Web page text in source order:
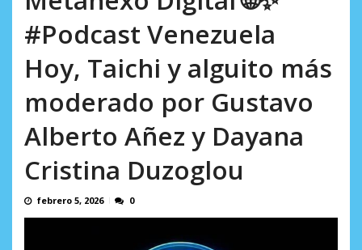
#Podcast Venezuela
Hoy, Taichi y alguito más
moderado por Gustavo
Alberto Añez y Dayana
Cristina Duzoglou
febrero 5, 2026 0